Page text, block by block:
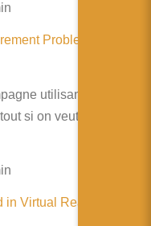
Problem? – AR
utilisant la réalité
si on veut la
Virtual Reality | VHIL